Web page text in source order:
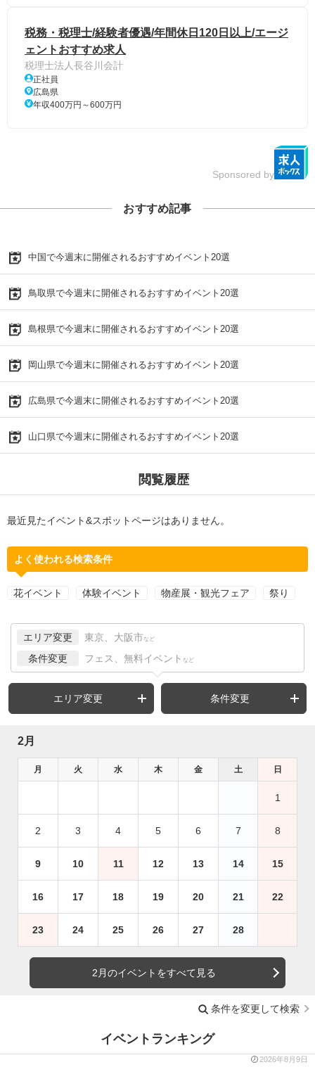
税務・税理士/経験者優遇/年間休日120日以上/エージ
ェントおすすめ求人
税理士法人長谷川会計
正社員
広島県
年収400万円～600万円
Sponsored by
おすすめ記事
中国で今週末に開催されるおすすめイベント20選
鳥取県で今週末に開催されるおすすめイベント20選
島根県で今週末に開催されるおすすめイベント20選
岡山県で今週末に開催されるおすすめイベント20選
広島県で今週末に開催されるおすすめイベント20選
山口県で今週末に開催されるおすすめイベント20選
閲覧履歴
最近見たイベント&スポットページはありません。
よく使われる検索条件
花イベント 体験イベント 物産展・観光フェア 祭り
エリア変更 東京、大阪市 など
条件変更 フェス、無料イベント など
エリア変更 条件変更
2月
月 火 水 木 金 土 日
1
2 3 4 5 6 7 8
9 10 11 12 13 14 15
16 17 18 19 20 21 22
23 24 25 26 27 28
2月のイベントをすべて見る
条件を変更して検索
イベントランキング
2026年8月9日